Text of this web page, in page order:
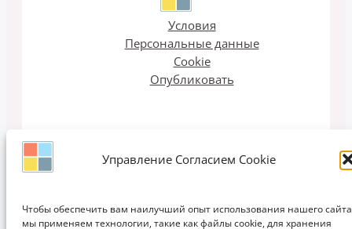
Управление Согласием Cookie
Чтобы обеспечить вам наилучший опыт использования нашего
мы применяем технологии, такие как файлы cookie, для хранения
Условия
Персональные данные
Cookie
Опубликовать